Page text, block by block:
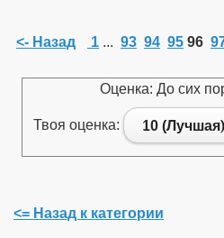
<- Назад 1 ... 93 94 95 96
Оценка: До сих
Твоя оценка: 10 (Лучшая)
<= Назад к категории